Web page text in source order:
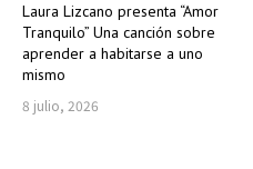
Laura Lizcano presenta “Amor
Tranquilo” Una canción sobre
aprender a habitarse a uno
mismo
8 julio, 2026